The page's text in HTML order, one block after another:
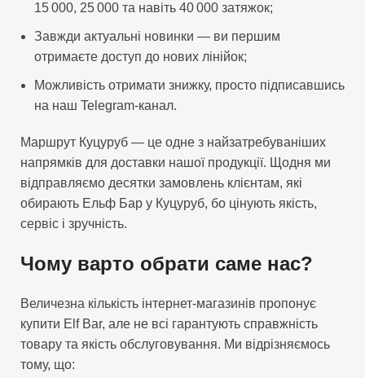
15 000, 25 000 та навіть 40 000 затяжок;
Завжди актуальні новинки — ви першим
отримаєте доступ до нових лінійок;
Можливість отримати знижку, просто підписавшись
на наш Telegram-канал.
Маршрут Куцуруб — це одне з найзатребуваніших
напрямків для доставки нашої продукції. Щодня ми
відправляємо десятки замовлень клієнтам, які
обирають Ельф Бар у Куцуруб, бо цінують якість,
сервіс і зручність.
Чому варто обрати саме нас?
Величезна кількість інтернет-магазинів пропонує
купити Elf Bar, але не всі гарантують справжність
товару та якість обслуговування. Ми відрізняємось
тому, що: